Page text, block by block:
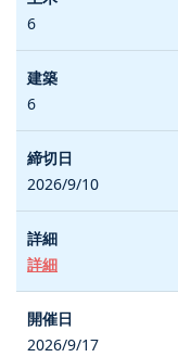
6
6
2026/9/10
詳細
2026/9/17